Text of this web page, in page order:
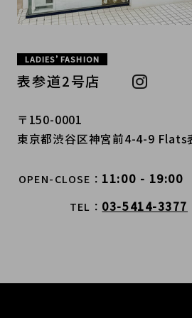
LADIES’ FASHION
表参道2号店
〒150-0001
東京都渋谷区神宮前4-4-9 Flats
OPEN-CLOSE 11:00 - 19:00
TEL 03-5414-3377